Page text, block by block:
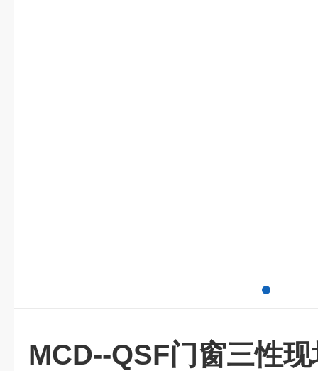
MCD--QSF门窗三性